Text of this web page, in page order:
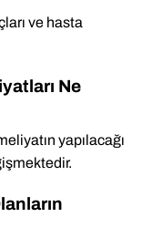
ve hasta
Ne
yapılacağı